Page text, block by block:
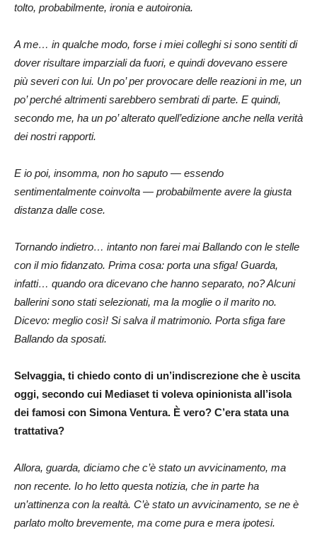
tolto, probabilmente, ironia e autoironia.
A me… in qualche modo, forse i miei colleghi si sono sentiti di
dover risultare imparziali da fuori, e quindi dovevano essere
più severi con lui. Un po’ per provocare delle reazioni in me, un
po’ perché altrimenti sarebbero sembrati di parte. E quindi,
secondo me, ha un po’ alterato quell’edizione anche nella verità
dei nostri rapporti.
E io poi, insomma, non ho saputo — essendo
sentimentalmente coinvolta — probabilmente avere la giusta
distanza dalle cose.
Tornando indietro… intanto non farei mai Ballando con le stelle
con il mio fidanzato. Prima cosa: porta una sfiga! Guarda,
infatti… quando ora dicevano che hanno separato, no? Alcuni
ballerini sono stati selezionati, ma la moglie o il marito no.
Dicevo: meglio così! Si salva il matrimonio. Porta sfiga fare
Ballando da sposati.
Selvaggia, ti chiedo conto di un’indiscrezione che è uscita
oggi, secondo cui Mediaset ti voleva opinionista all’isola
dei famosi con Simona Ventura. È vero? C’era stata una
trattativa?
Allora, guarda, diciamo che c’è stato un avvicinamento, ma
non recente. Io ho letto questa notizia, che in parte ha
un’attinenza con la realtà. C’è stato un avvicinamento, se ne è
parlato molto brevemente, ma come pura e mera ipotesi.